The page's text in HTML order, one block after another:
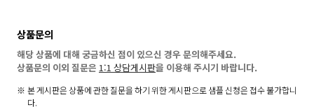
상품문의
해당 상품에 대해 궁금하신 점이 있으신 경우 문의해주세요.
상품문의 이외 질문은 1:1 상담게시판을 이용해 주시기 바랍니다.
본 게시판은 상품에 관한 질문을 하기 위한 게시판으로 샘플 신청은 접수 불가합니
다.